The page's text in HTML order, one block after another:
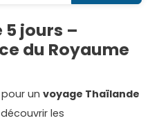
jours –
du Royaume
un voyage Thaïlande
les